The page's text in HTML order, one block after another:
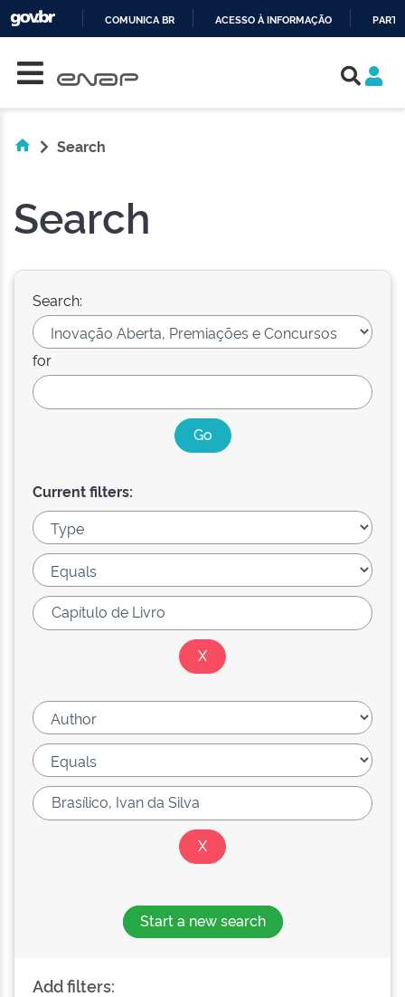
COMUNICA BR ACESSO À INFORMAÇÃO
Search
Search
Search:
for
Current filters:
Start a new search
Add filters: